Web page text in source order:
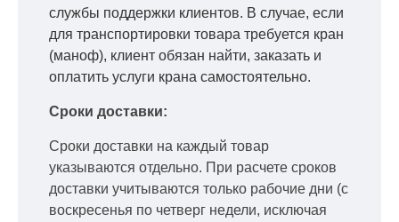
службы поддержки клиентов. В случае, если
для транспортировки товара требуется кран
(маноф), клиент обязан найти, заказать и
оплатить услуги крана самостоятельно.
Сроки доставки:
Сроки доставки на каждый товар
указываются отдельно. При расчете сроков
доставки учитываются только рабочие дни (с
воскресенья по четверг недели, исключая